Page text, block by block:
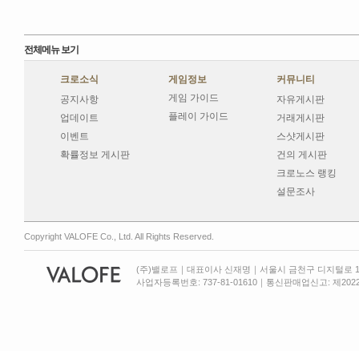
전체메뉴 보기
크로소식
공지사항
업데이트
이벤트
확률정보 게시판
게임정보
게임 가이드
플레이 가이드
커뮤니티
자유게시판
거래게시판
스샷게시판
건의 게시판
크로노스 랭킹
설문조사
Copyright VALOFE Co., Ltd. All Rights Reserved.
(주)밸로프｜대표이사 신재명｜서울시 금천구 디지털로
사업자등록번호: 737-81-01610｜통신판매업신고: 제